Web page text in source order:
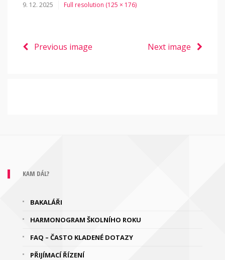
9. 12. 2025 Full resolution (125 × 176)
Previous image Next image
KAM DÁL?
BAKALÁŘI
HARMONOGRAM ŠKOLNÍHO ROKU
FAQ – ČASTO KLADENÉ DOTAZY
PŘIJÍMACÍ ŘÍZENÍ